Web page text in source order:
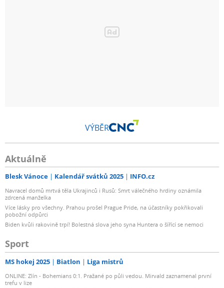
VÝBĚR
Aktuálně
Blesk Vánoce Kalendář svátků 2025 INFO.cz
Navracel domů mrtvá těla Ukrajinců i Rusů: Smrt válečného hrdiny oznámila
zdrcená manželka
Více lásky pro všechny. Prahou prošel Prague Pride, na účastníky pokřikovali
pobožní odpůrci
Biden kvůli rakovině trpí! Bolestná slova jeho syna Huntera o šířící se nemoci
Sport
MS hokej 2025 Biatlon Liga mistrů
ONLINE: Zlín - Bohemians 0:1. Pražané po půli vedou. Mirvald zaznamenal první
trefu v lize